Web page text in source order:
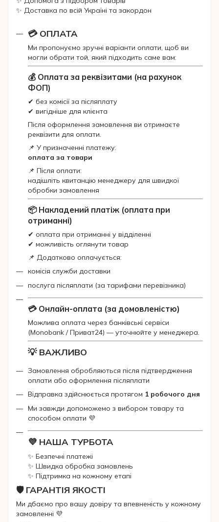
✨ Доставка по всій Україні та закордон
💳 ОПЛАТА
Ми пропонуємо зручні варіанти оплати, щоб ви
могли обрати той, який підходить саме вам:
💰 Оплата за реквізитами (на рахунок
ФОП)
✔ без комісії за післяплату
✔ вигідніше для клієнта
Після оформлення замовлення ви отримаєте
реквізити для оплати.
📌 У призначенні платежу:
оплата за товари
📌 Після оплати:
надішліть квитанцію менеджеру для швидкої
обробки замовлення
📦 Накладений платіж (оплата при
отриманні)
✔ оплата при отриманні у відділенні
✔ можливість оглянути товар
📌 Додатково оплачується:
комісія служби доставки
послуга післяплати (за тарифами перевізника)
💳 Онлайн-оплата (за домовленістю)
Можлива оплата через банківські сервіси
(Monobank / Приват24) — уточнюйте у менеджера.
💡 ВАЖЛИВО
Замовлення обробляються після підтвердження
оплати або оформлення післяплати
Відправка здійснюється протягом 1 робочого дня
Ми завжди допоможемо з вибором товару та
способом оплати 💜
💜 НАША ТУРБОТА
✨ Безпечні платежі
✨ Швидка обробка замовлень
✨ Підтримка на кожному етапі
🛡 ГАРАНТІЯ ЯКОСТІ
Ми дбаємо про вашу довіру та впевненість у кожному
замовленні 💜